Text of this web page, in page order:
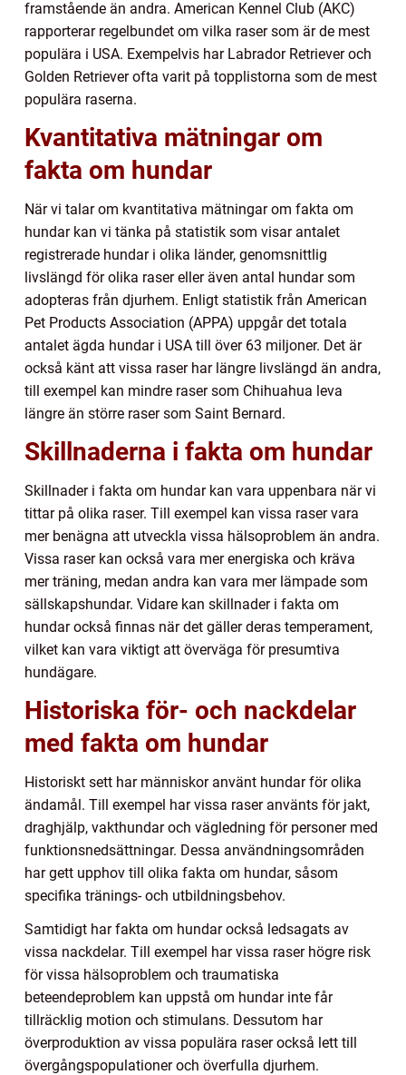
framstående än andra. American Kennel Club (AKC)
rapporterar regelbundet om vilka raser som är de mest
populära i USA. Exempelvis har Labrador Retriever och
Golden Retriever ofta varit på topplistorna som de mest
populära raserna.
Kvantitativa mätningar om
fakta om hundar
När vi talar om kvantitativa mätningar om fakta om
hundar kan vi tänka på statistik som visar antalet
registrerade hundar i olika länder, genomsnittlig
livslängd för olika raser eller även antal hundar som
adopteras från djurhem. Enligt statistik från American
Pet Products Association (APPA) uppgår det totala
antalet ägda hundar i USA till över 63 miljoner. Det är
också känt att vissa raser har längre livslängd än andra,
till exempel kan mindre raser som Chihuahua leva
längre än större raser som Saint Bernard.
Skillnaderna i fakta om hundar
Skillnader i fakta om hundar kan vara uppenbara när vi
tittar på olika raser. Till exempel kan vissa raser vara
mer benägna att utveckla vissa hälsoproblem än andra.
Vissa raser kan också vara mer energiska och kräva
mer träning, medan andra kan vara mer lämpade som
sällskapshundar. Vidare kan skillnader i fakta om
hundar också finnas när det gäller deras temperament,
vilket kan vara viktigt att överväga för presumtiva
hundägare.
Historiska för- och nackdelar
med fakta om hundar
Historiskt sett har människor använt hundar för olika
ändamål. Till exempel har vissa raser använts för jakt,
draghjälp, vakthundar och vägledning för personer med
funktionsnedsättningar. Dessa användningsområden
har gett upphov till olika fakta om hundar, såsom
specifika tränings- och utbildningsbehov.
Samtidigt har fakta om hundar också ledsagats av
vissa nackdelar. Till exempel har vissa raser högre risk
för vissa hälsoproblem och traumatiska
beteendeproblem kan uppstå om hundar inte får
tillräcklig motion och stimulans. Dessutom har
överproduktion av vissa populära raser också lett till
övergångspopulationer och överfulla djurhem.